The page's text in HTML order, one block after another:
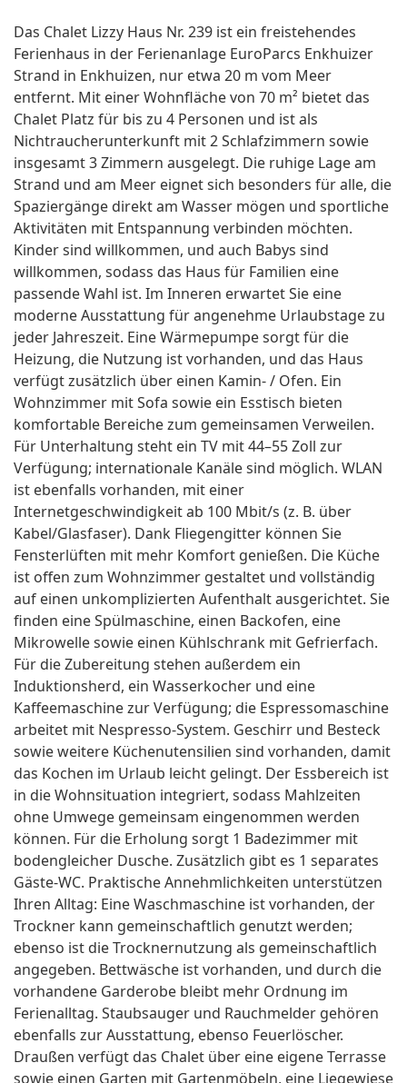
Das Chalet Lizzy Haus Nr. 239 ist ein freistehendes
Ferienhaus in der Ferienanlage EuroParcs Enkhuizer
Strand in Enkhuizen, nur etwa 20 m vom Meer
entfernt. Mit einer Wohnfläche von 70 m² bietet das
Chalet Platz für bis zu 4 Personen und ist als
Nichtraucherunterkunft mit 2 Schlafzimmern sowie
insgesamt 3 Zimmern ausgelegt. Die ruhige Lage am
Strand und am Meer eignet sich besonders für alle, die
Spaziergänge direkt am Wasser mögen und sportliche
Aktivitäten mit Entspannung verbinden möchten.
Kinder sind willkommen, und auch Babys sind
willkommen, sodass das Haus für Familien eine
passende Wahl ist. Im Inneren erwartet Sie eine
moderne Ausstattung für angenehme Urlaubstage zu
jeder Jahreszeit. Eine Wärmepumpe sorgt für die
Heizung, die Nutzung ist vorhanden, und das Haus
verfügt zusätzlich über einen Kamin- / Ofen. Ein
Wohnzimmer mit Sofa sowie ein Esstisch bieten
komfortable Bereiche zum gemeinsamen Verweilen.
Für Unterhaltung steht ein TV mit 44–55 Zoll zur
Verfügung; internationale Kanäle sind möglich. WLAN
ist ebenfalls vorhanden, mit einer
Internetgeschwindigkeit ab 100 Mbit/s (z. B. über
Kabel/Glasfaser). Dank Fliegengitter können Sie
Fensterlüften mit mehr Komfort genießen. Die Küche
ist offen zum Wohnzimmer gestaltet und vollständig
auf einen unkomplizierten Aufenthalt ausgerichtet. Sie
finden eine Spülmaschine, einen Backofen, eine
Mikrowelle sowie einen Kühlschrank mit Gefrierfach.
Für die Zubereitung stehen außerdem ein
Induktionsherd, ein Wasserkocher und eine
Kaffeemaschine zur Verfügung; die Espressomaschine
arbeitet mit Nespresso-System. Geschirr und Besteck
sowie weitere Küchenutensilien sind vorhanden, damit
das Kochen im Urlaub leicht gelingt. Der Essbereich ist
in die Wohnsituation integriert, sodass Mahlzeiten
ohne Umwege gemeinsam eingenommen werden
können. Für die Erholung sorgt 1 Badezimmer mit
bodengleicher Dusche. Zusätzlich gibt es 1 separates
Gäste-WC. Praktische Annehmlichkeiten unterstützen
Ihren Alltag: Eine Waschmaschine ist vorhanden, der
Trockner kann gemeinschaftlich genutzt werden;
ebenso ist die Trocknernutzung als gemeinschaftlich
angegeben. Bettwäsche ist vorhanden, und durch die
vorhandene Garderobe bleibt mehr Ordnung im
Ferienalltag. Staubsauger und Rauchmelder gehören
ebenfalls zur Ausstattung, ebenso Feuerlöscher.
Draußen verfügt das Chalet über eine eigene Terrasse
sowie einen Garten mit Gartenmöbeln, eine Liegewiese